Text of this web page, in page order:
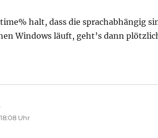
halt, dass die sprachabhängig
Windows läuft, geht’s dann
Uhr